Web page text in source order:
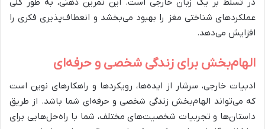
عملکردهای شناختی مغز را بهبود می‌بخشد و انعطاف‌پذیری فکری را
افزایش می‌دهد.
الهام‌بخش برای زندگی شخصی و حرفه‌ای
ادبیات خارجی، سرشار از ایده‌ها، رویکردها و راهکارهای نوین است
که می‌تواند الهام‌بخش زندگی شخصی و حرفه‌ای شما باشد. از طریق
داستان‌ها و تجربیات شخصیت‌های مختلف، شما با راه‌حل‌هایی برای